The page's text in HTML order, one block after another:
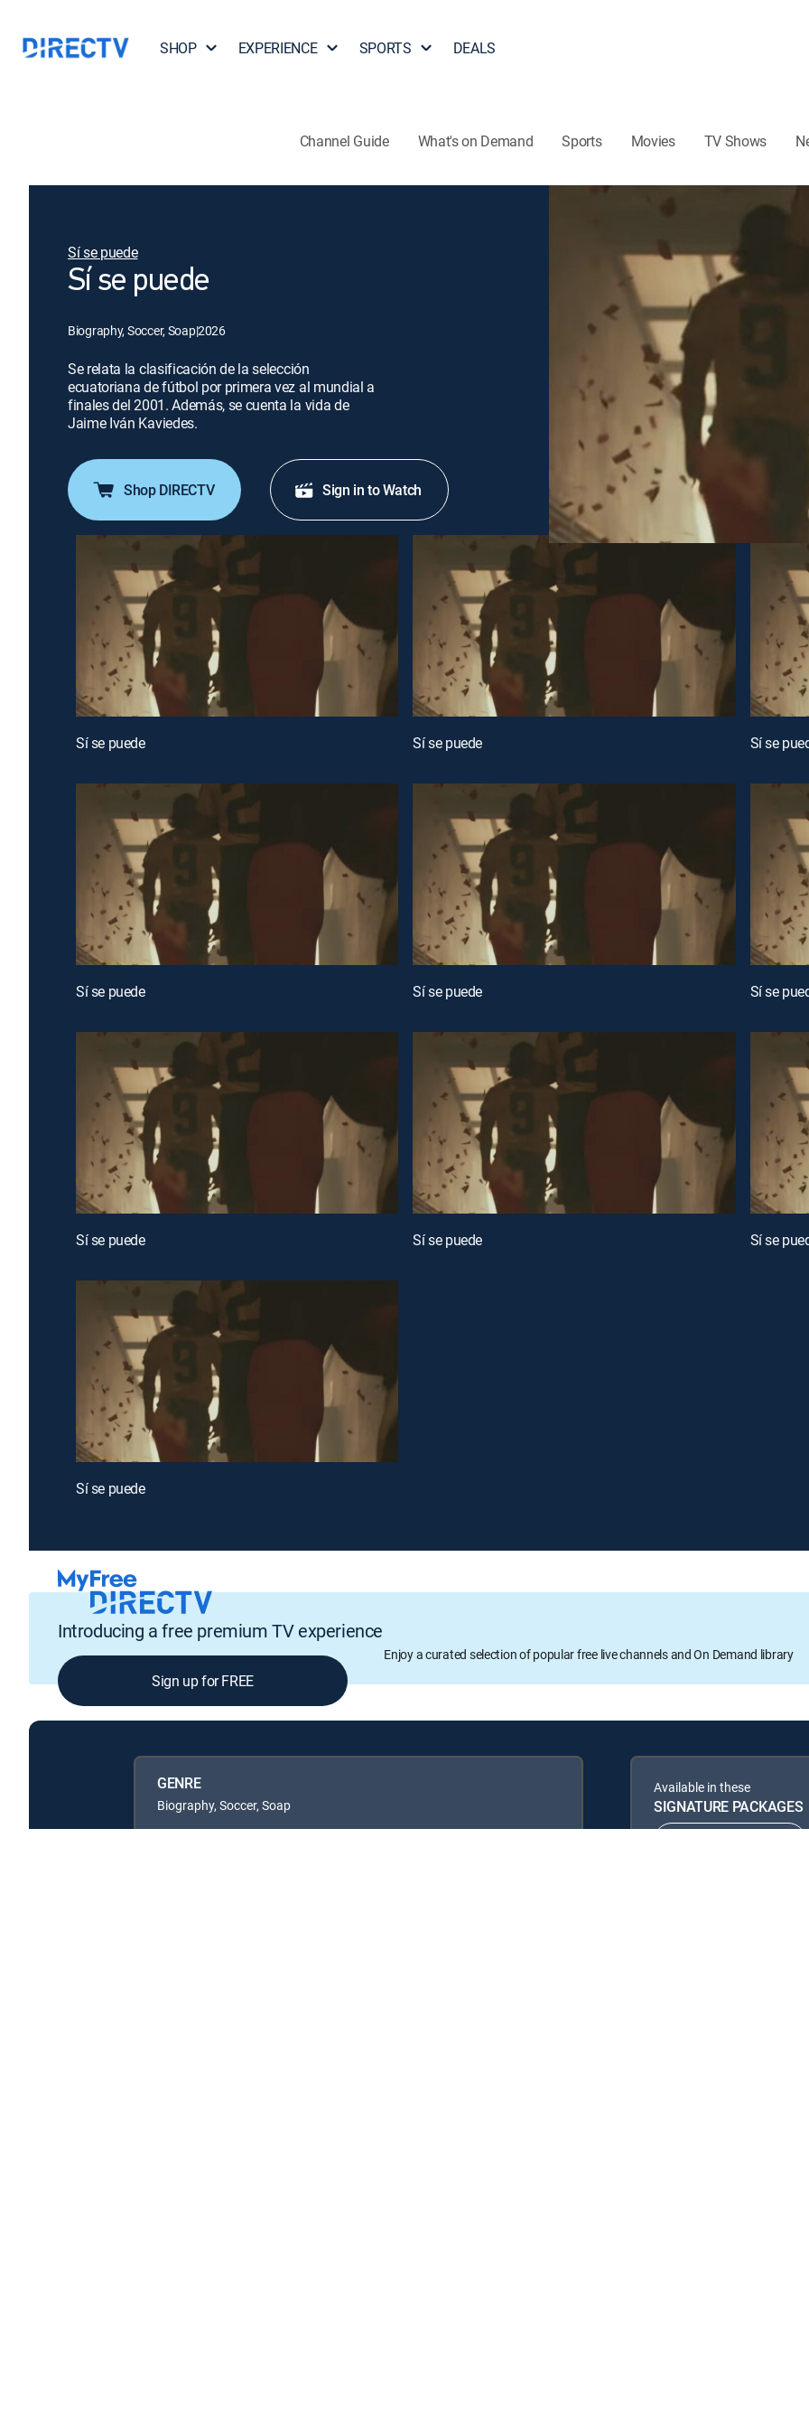
SHOP EXPERIENCE SPORTS DEALS
Channel Guide What's on Demand Sports Movies TV Shows
Sí se puede
Sí se puede
Biography, Soccer, Soap|2026
Se relata la clasificación de la selección
ecuatoriana de fútbol por primera vez al mundial a
finales del 2001. Además, se cuenta la vida de
Jaime Iván Kaviedes.
Shop DIRECTV Sign in to Watch
Sí se puede Sí se puede Sí se
Sí se puede Sí se puede Sí se
Sí se puede Sí se puede Sí se
Sí se puede
Introducing a free premium TV experience
Enjoy a curated selection of popular free live channels and On Demand library
Sign up for FREE
GENRE
Biography, Soccer, Soap
Available in these
SIGNATURE PACKAGES